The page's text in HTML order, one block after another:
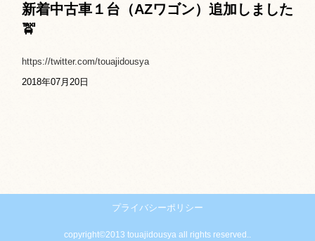
新着中古車１台（AZワゴン）追加しました
🚖
https://twitter.com/touajidousya
2018年07月20日
プライバシーポリシー
copyright©2013 touajidousya all rights reserved..